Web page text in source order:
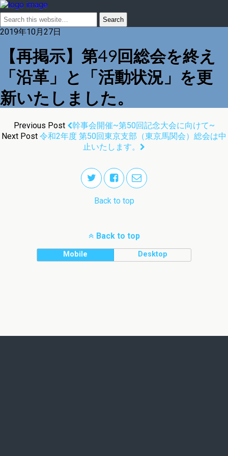
2019年10月27日
【再掲示】第49回総会を終え
「沿革」と「活動状況」を更
新いたしました。
Previous Post
幹事会開催~第50回記念大会に向けて~
Next Post 令和2年度 第50回東京支部（東京馬関会）総会は中
止いたします。
Back to top
Back to top
Mobile Desktop